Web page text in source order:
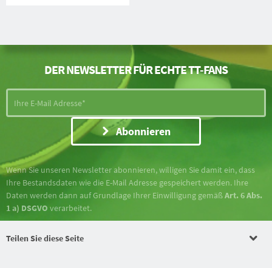
DER NEWSLETTER FÜR ECHTE TT-FANS
Abonnieren
Wenn Sie unseren Newsletter abonnieren, willigen Sie damit ein, dass
Ihre Bestandsdaten wie die E-Mail Adresse gespeichert werden. Ihre
Daten werden dann auf Grundlage Ihrer Einwilligung gemäßArt. 6 Abs.
1 a) DSGVO verarbeitet.
Teilen Sie diese Seite